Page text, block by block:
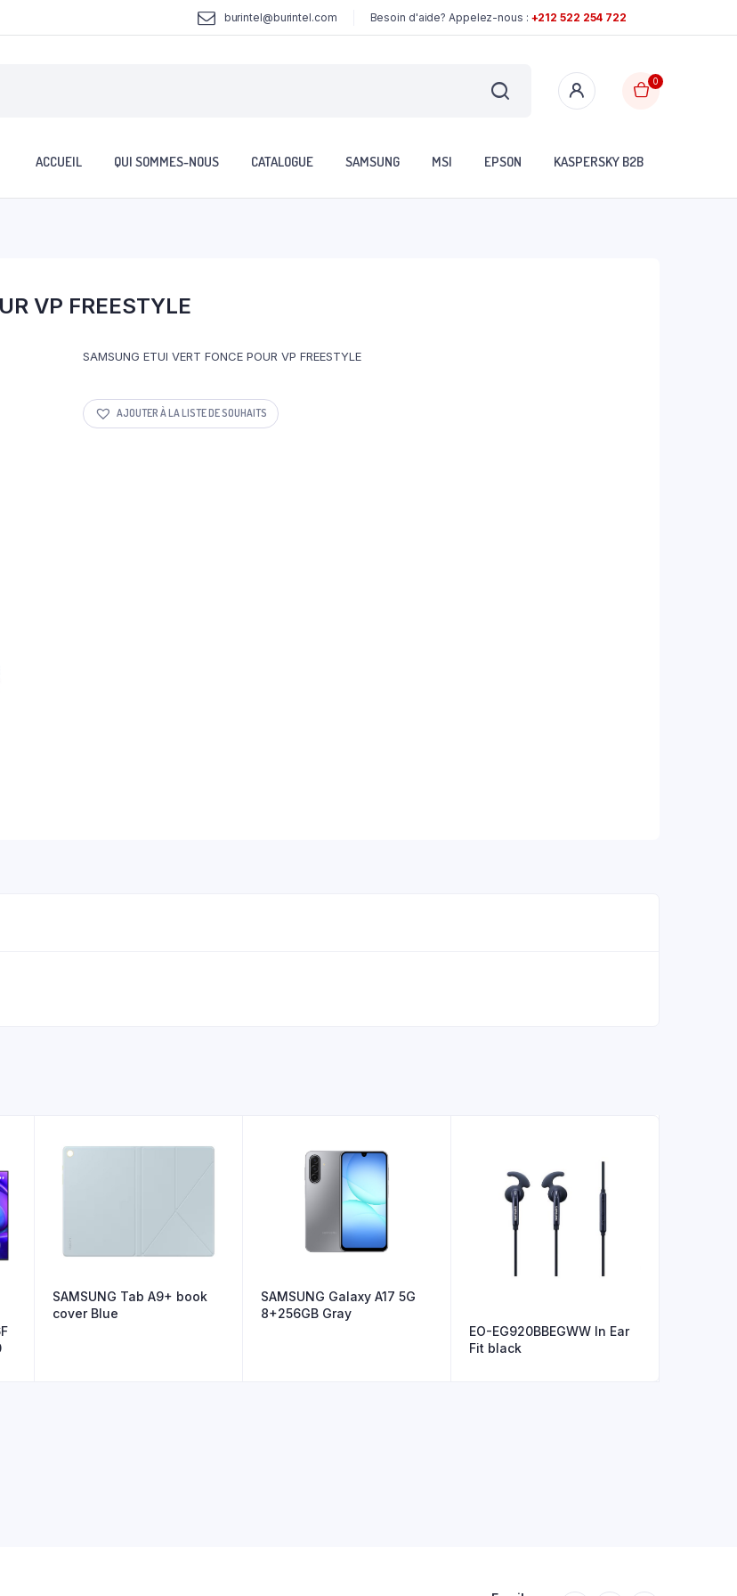
burintel@burintel.com Besoin d'aide? Appelez-nous : +212 522 254 722
0
ACCUEIL QUI SOMMES-NOUS CATALOGUE SAMSUNG MSI EPSON KASPERSKY B2B
VP FREESTYLE
SAMSUNG ETUI VERT FONCE POUR VP FREESTYLE
AJOUTER À LA LISTE DE SOUHAITS
SAMSUNG Tab A9+ book
cover Blue
SAMSUNG Galaxy A17 5G
8+256GB Gray
EO-EG920BBEGWW In Ear
Fit black